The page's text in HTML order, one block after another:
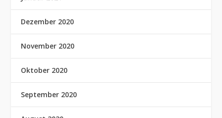
Dezember 2020
November 2020
Oktober 2020
September 2020